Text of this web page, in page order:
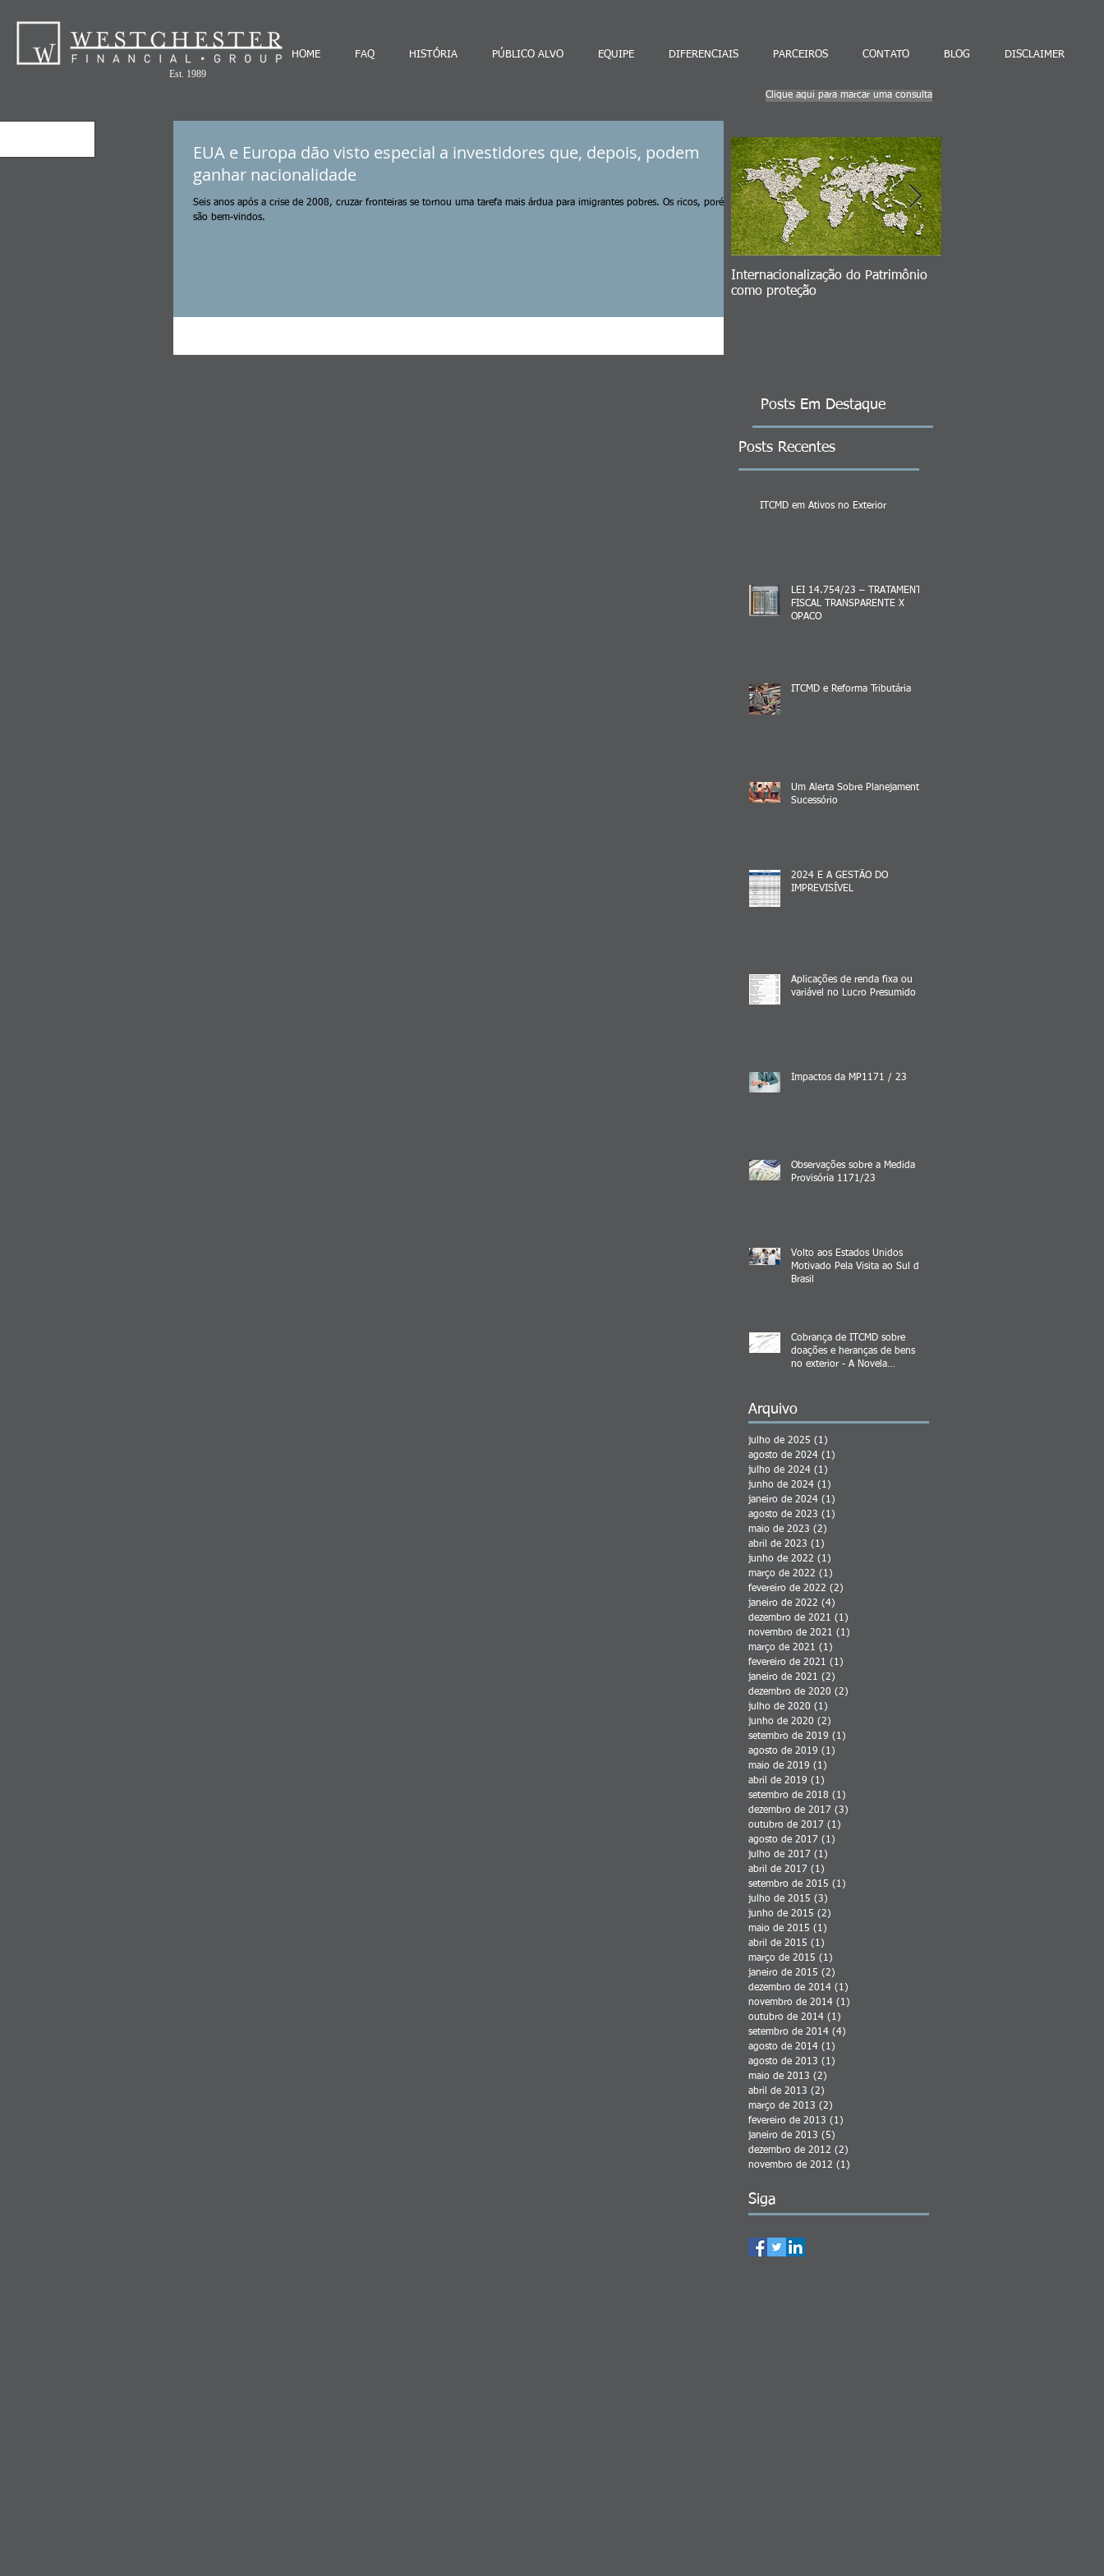
HOME FAQ HISTÓRIA PÚBLICO ALVO EQUIPE DIFERENCIAIS PARCEIROS CONTATO BLOG DISCLAIMER
Est. 1989
EUA e Europa dão visto especial a investidores que, depois, podem
ganhar nacionalidade
Seis anos após a crise de 2008, cruzar fronteiras se tornou uma tarefa mais árdua para imigrantes pobres. Os ricos, porém,
são bem-vindos.
Clique aqui para marcar uma consulta
Internacionalização do Patrimônio
como proteção
Posts Em Destaque
Posts Recentes
ITCMD em Ativos no Exterior
LEI 14.754/23 – TRATAMENTO
FISCAL TRANSPARENTE X
OPACO
ITCMD e Reforma Tributária
Um Alerta Sobre Planejamento
Sucessório
2024 E A GESTÃO DO
IMPREVISÍVEL
Aplicações de renda fixa ou
variável no Lucro Presumido
Impactos da MP1171 / 23
Observações sobre a Medida
Provisória 1171/23
Volto aos Estados Unidos
Motivado Pela Visita ao Sul do
Brasil
Cobrança de ITCMD sobre
doações e heranças de bens
no exterior - A Novela
Arquivo
julho de 2025 (1)
agosto de 2024 (1)
julho de 2024 (1)
junho de 2024 (1)
janeiro de 2024 (1)
agosto de 2023 (1)
maio de 2023 (2)
abril de 2023 (1)
junho de 2022 (1)
março de 2022 (1)
fevereiro de 2022 (2)
janeiro de 2022 (4)
dezembro de 2021 (1)
novembro de 2021 (1)
março de 2021 (1)
fevereiro de 2021 (1)
janeiro de 2021 (2)
dezembro de 2020 (2)
julho de 2020 (1)
junho de 2020 (2)
setembro de 2019 (1)
agosto de 2019 (1)
maio de 2019 (1)
abril de 2019 (1)
setembro de 2018 (1)
dezembro de 2017 (3)
outubro de 2017 (1)
agosto de 2017 (1)
julho de 2017 (1)
abril de 2017 (1)
setembro de 2015 (1)
julho de 2015 (3)
junho de 2015 (2)
maio de 2015 (1)
abril de 2015 (1)
março de 2015 (1)
janeiro de 2015 (2)
dezembro de 2014 (1)
novembro de 2014 (1)
outubro de 2014 (1)
setembro de 2014 (4)
agosto de 2014 (1)
agosto de 2013 (1)
maio de 2013 (2)
abril de 2013 (2)
março de 2013 (2)
fevereiro de 2013 (1)
janeiro de 2013 (5)
dezembro de 2012 (2)
novembro de 2012 (1)
Siga